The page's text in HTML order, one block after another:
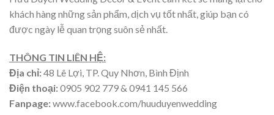
khách hàng những sản phẩm, dịch vụ tốt nhất, giúp bạn có
được ngày lễ quan trọng suôn sẻ nhất.
THÔNG TIN LIÊN HỆ:
Địa chỉ:48 Lê Lợi, TP. Quy Nhơn, Bình Định
Điện thoại:0905 902 779 & 0941 145 566
Fanpage:www.facebook.com/huuduyenwedding